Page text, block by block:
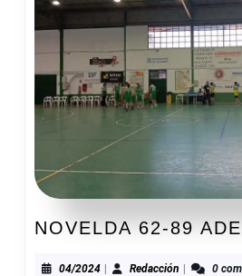
NOVELDA 62-89
04/202404/2024
| Redacción Redacción
| 0